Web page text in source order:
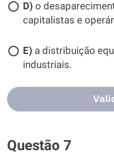
D) o
capitalistas e
E) a distribuição
industriais.
Questão 7